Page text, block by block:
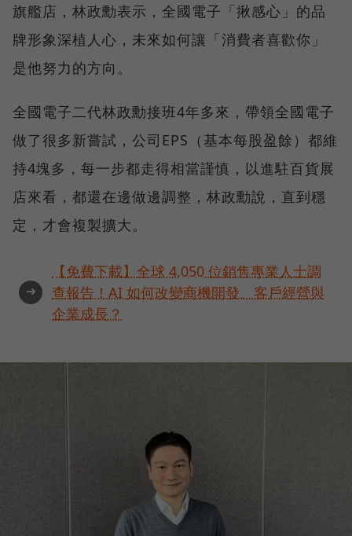
旗艦店，林政勳表示，全國電子「揪感心」的品
牌形象深植人心，未來如何讓「消費者喜歡你」
是他努力的方向。
全國電子二代林政勳接班4年多來，帶領全國電子
做了很多新嘗試，公司EPS（基本每股盈餘）都維
持4塊多，每一步都走得相當謹慎，以進駐百貨展
店來看，都還在邊做邊調整，林政勳說，直到穩
定，才會複製擴大。
➜
【免費下載】全球 4,050 位銷售專業人士調
查報告！AI 如何改變商機開發、客戶經營與
企業成長？